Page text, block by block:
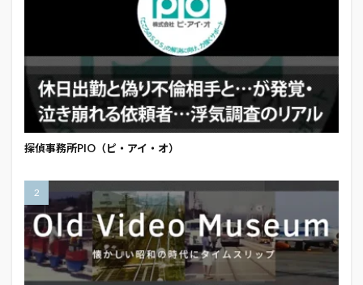
探偵事務所PIO（ピ・アイ・オ）